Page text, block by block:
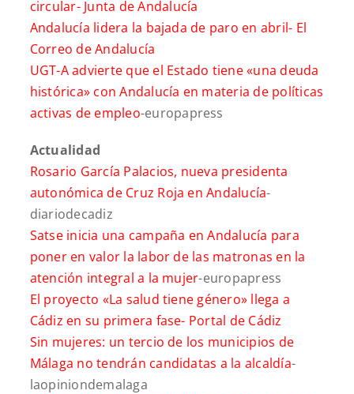
circular- Junta de Andalucía
Andalucía lidera la bajada de paro en abril- El
Correo de Andalucía
UGT-A advierte que el Estado tiene «una deuda
histórica» con Andalucía en materia de políticas
activas de empleo-europapress
Actualidad
Rosario García Palacios, nueva presidenta
autonómica de Cruz Roja en Andalucía-
diariodecadiz
Satse inicia una campaña en Andalucía para
poner en valor la labor de las matronas en la
atención integral a la mujer-europapress
El proyecto «La salud tiene género» llega a
Cádiz en su primera fase- Portal de Cádiz
Sin mujeres: un tercio de los municipios de
Málaga no tendrán candidatas a la alcaldía-
laopiniondemalaga